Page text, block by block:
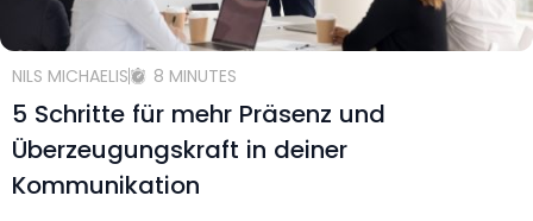
NILS MICHAELIS 8 MINUTES
5 Schritte für mehr Präsenz und
Überzeugungskraft in deiner
Kommunikation